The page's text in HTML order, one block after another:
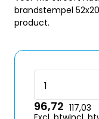
brandstempel
product.
96,72 117,03